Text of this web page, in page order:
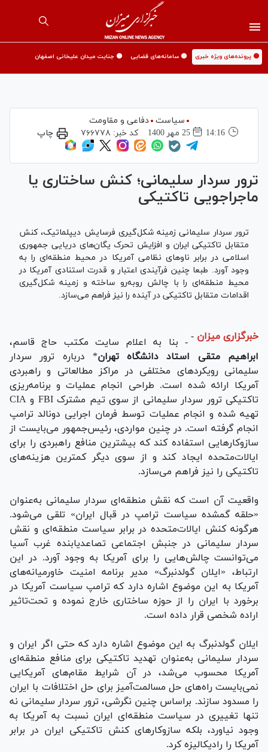
🟡 پرونده‌های ویژه خبری 🟡 سامانه‌های قضایی 🟡 جنایت میدان علیخانی اصفهان
سیاست
دفاعی و مقاومت
14:16
25 مهر 1400 کد خبر: ۷۶۶۷۷۸ چاپ
ترور سردار سلیمانی؛ کنش ساختاری یا
ماجراجویی تاکتیکی
ترور سردار سلیمانی زمینه شکل‌گیری فرسایش دیپلماتیک، کنش
متقابل تاکتیکی ایران و افزایش تحرک یگان‌های دریایی جمهوری
اسلامی در برابر ناو‌های نظامی آمریکا در محیط منطقه‌ای را به
وجود آورد. طبعا چنین فرآیندی اعتبار و قدرت استنادی آمریکا در
محیط منطقه‌ای را با چالش روبه‌رو ساخته و زمینه شکل‌گیری
اقدامات متقابل تاکتیکی در آینده را نیز فراهم می‌سازد.
خبرگزاری میزان - - بنا به اعلام سایت مکتب حاج قاسم،
ابراهیم متقی استاد دانشگاه تهران* درباره ترور سردار
سلیمانی رویکرد‌های مختلفی در مراکز مطالعاتی و راهبردی
آمریکا ارائه شده است. طراحی انجام عملیات و برنامه‌ریزی
تاکتیکی ترور سردار سلیمانی از سوی تیم مشترک FBI و CIA
تهیه شده و انجام عملیات توسط فرمان اجرایی دونالد ترامپ
انجام گرفته است. در چنین مواردی، رئیس‌جمهور می‌بایست از
سازوکار‌هایی استفاده کند که بیشترین منافع راهبردی را برای
ایالات‌متحده ایجاد کند و از سوی دیگر کمترین هزینه‌های
تاکتیکی را نیز فراهم می‌سازد.
واقعیت آن است که نقش منطقه‌ای سردار سلیمانی به‌عنوان
«حلقه گمشده سیاست ترامپ در قبال ایران» تلقی می‌شود.
هرگونه کنش ایالات‌متحده در برابر سیاست منطقه‌ای و نقش
سردار سلیمانی در جنبش اجتماعی تصاعدیابنده غرب آسیا
می‌توانست چالش‌هایی را برای آمریکا به وجود آورد. در این
ارتباط، «ایلان گولدنبرگ» مدیر برنامه امنیت خاورمیانه‌های
آمریکا به این موضوع اشاره دارد که ترامپ سیاست آمریکا در
برخورد با ایران را از حوزه ساختاری خارج نموده و تحت‌تاثیر
اراده شخصی قرار داده است.
ایلان گولدنبرگ به این موضوع اشاره دارد که حتی اگر ایران و
سردار سلیمانی به‌عنوان تهدید تاکتیکی برای منافع منطقه‌ای
آمریکا محسوب می‌شد، در آن شرایط مقام‌های آمریکایی
نمی‌بایست راه‌های حل مسالمت‌آمیز برای حل اختلافات با ایران
را مسدود سازند. براساس چنین نگرشی، ترور سردار سلیمانی نه
تنها تغییری در سیاست منطقه‌ای ایران نسبت به آمریکا به
وجود نیاورد، بلکه سازوکار‌های کنش تاکتیکی ایران در برابر
آمریکا را رادیکالیزه کرد.